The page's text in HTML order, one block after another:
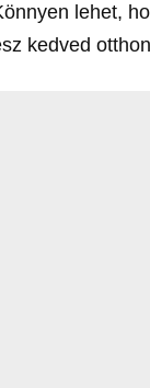
lehet,
kedved